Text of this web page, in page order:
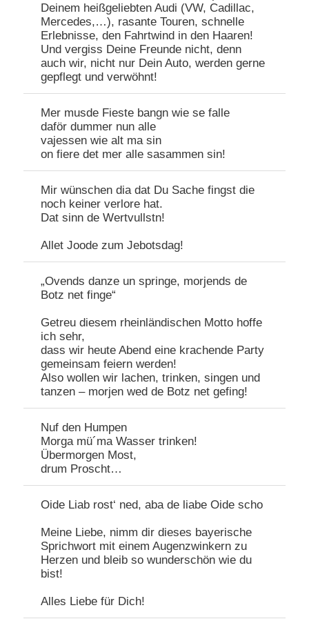
Deinem heißgeliebten Audi (VW, Cadillac,
Mercedes,…), rasante Touren, schnelle
Erlebnisse, den Fahrtwind in den Haaren!
Und vergiss Deine Freunde nicht, denn
auch wir, nicht nur Dein Auto, werden gerne
gepflegt und verwöhnt!
Mer musde Fieste bangn wie se falle
daför dummer nun alle
vajessen wie alt ma sin
on fiere det mer alle sasammen sin!
Mir wünschen dia dat Du Sache fingst die
noch keiner verlore hat.
Dat sinn de Wertvullstn!
Allet Joode zum Jebotsdag!
„Ovends danze un springe, morjends de
Botz net finge“
Getreu diesem rheinländischen Motto hoffe
ich sehr,
dass wir heute Abend eine krachende Party
gemeinsam feiern werden!
Also wollen wir lachen, trinken, singen und
tanzen – morjen wed de Botz net gefing!
Nuf den Humpen
Morga mü´ma Wasser trinken!
Übermorgen Most,
drum Proscht…
Oide Liab rost‘ ned, aba de liabe Oide scho
Meine Liebe, nimm dir dieses bayerische
Sprichwort mit einem Augenzwinkern zu
Herzen und bleib so wunderschön wie du
bist!
Alles Liebe für Dich!